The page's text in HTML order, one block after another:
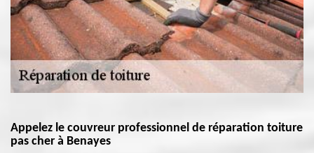
Appelez le couvreur professionnel de réparation toiture
pas cher à Benayes